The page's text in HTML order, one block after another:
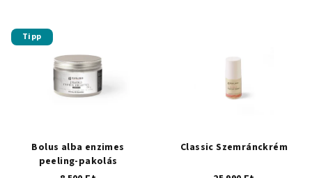
Tipp
Bolus alba enzimes
peeling-pakolás
Classic Szemránckrém